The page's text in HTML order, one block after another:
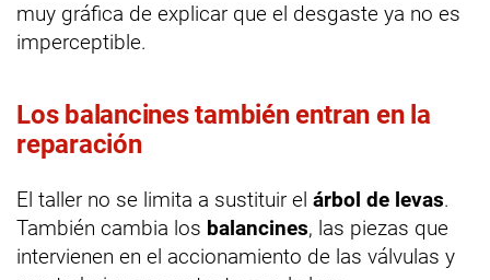
muy gráfica de explicar que el desgaste ya no es
imperceptible.
Los balancines también entran en la
reparación
El taller no se limita a sustituir el árbol de levas.
También cambia los balancines, las piezas que
intervienen en el accionamiento de las válvulas y